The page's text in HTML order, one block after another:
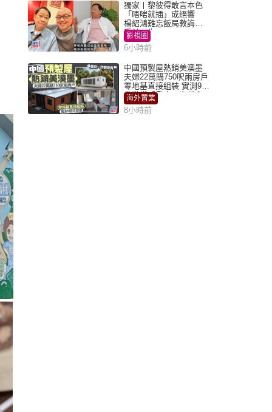
獨家丨黎彼得敢言本色
「唔啱就插」成絕響
楊紹鴻難忘飯局教誨：
受益一生
影視圈
6小時前
中國預製屋熱銷美澳墨
夫婦22萬購750呎兩房戶
零地基直接組裝 實測9個
月激讚「重來一次都會
買」
海外置業
8小時前